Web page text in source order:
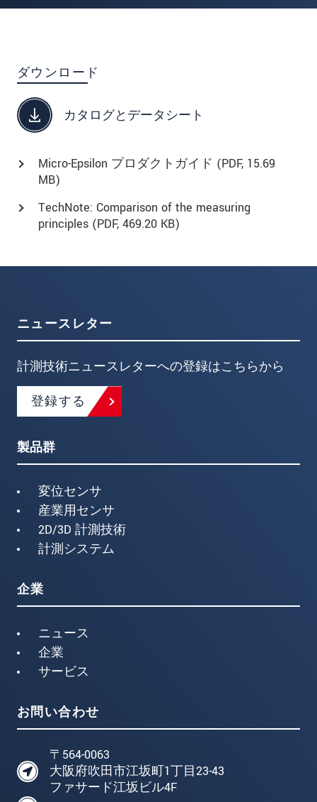
ダウンロード
カタログとデータシート
Micro-Epsilon プロダクトガイド (PDF, 15.69
MB)
TechNote: Comparison of the measuring
principles (PDF, 469.20 KB)
ニュースレター
計測技術ニュースレターへの登録はこちらから
登録する
製品群
変位センサ
産業用センサ
2D/3D 計測技術
計測システム
企業
ニュース
企業
サービス
お問い合わせ
〒564-0063
大阪府吹田市江坂町1丁目23-43
ファサード江坂ビル4F